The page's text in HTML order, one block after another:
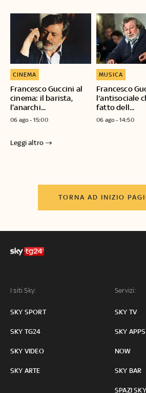
Francesco Guccini al
cinema: il barista,
l’anarchi...
CINEMA
06 ago - 15:00
Francesco
l'antisociale
fatto dell...
MUSICA
06 ago - 14:50
Leggi altro
TORNA AD INIZIO
I siti Sky:
SKY SPORT
SKY TG24
SKY VIDEO
SKY ARTE
Servizi:
SKY TV
SKY APPS
NOW
SKY BAR
SPAZI SKY